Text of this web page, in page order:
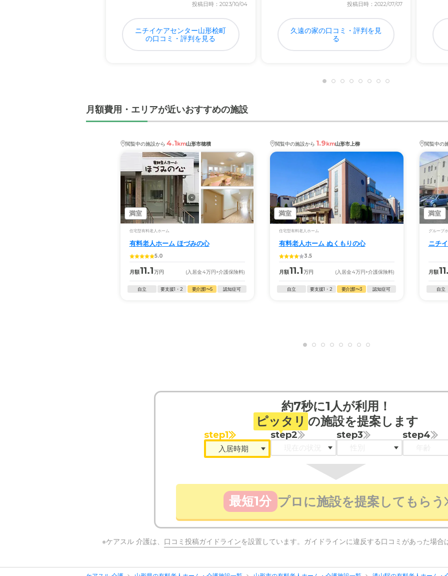
投稿日時：2023/10/04
ニチイケアセンター山形桧町
の口コミ・評判を見る
投稿日時：2022/07/07
久遠の家の口コミ・評判を見
る
月額費用・エリアが近いおすすめの施設
閲覧中の施設から 4.1km山形市穂積
満室
住宅型有料老人ホーム
有料老人ホーム ほづみの心
5.0
月額11.1万円 (入居金4万円+介護保険料)
自立 要支援1・2 要介護1〜5 認知症可
閲覧中の施設から 1.9km山形市上柳
満室
住宅型有料老人ホーム
有料老人ホーム ぬくもりの心
3.5
月額11.1万円 (入居金4万円+介護保険料)
自立 要支援1・2 要介護1〜3 認知症可
閲覧中の
満室
グループ
ニチ
月額
自立
約7秒に1人が利用！
ピッタリ の施設を提案します
step1 step2 step3 step4
最短1分 プロに施設を提案してもらう
※ケアスル 介護は、 口コミ投稿ガイドラインを設置しています。ガイドラインに違反する口コミがあった場合